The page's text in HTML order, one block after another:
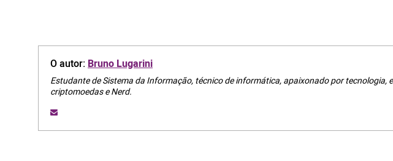
O autor:Bruno Lugarini
Estudante de Sistema da Informação, técnico de informática, apaixonado por tecnologia,
criptomoedas e Nerd.